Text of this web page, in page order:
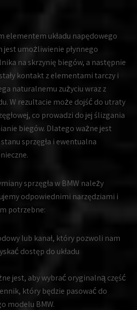
elementem układu napędowego
jest umożliwienie płynnego
na skrzynię biegów, a następnie
kontakt z elementami tarczy i
naturalnemu zużyciu wraz z
W rezultacie może dojść do utraty
co prowadzi do jej ślizgania
biegów. Dlatego ważne jest
sprzęgła i ewentualna
sprzęgła w BMW należy
odpowiednimi narzędziami i
potrzebne:
lub kanał, który pozwoli nam
dostęp do układu
jest, aby wybrać oryginalną część
który będzie pasować do
modelu BMW.